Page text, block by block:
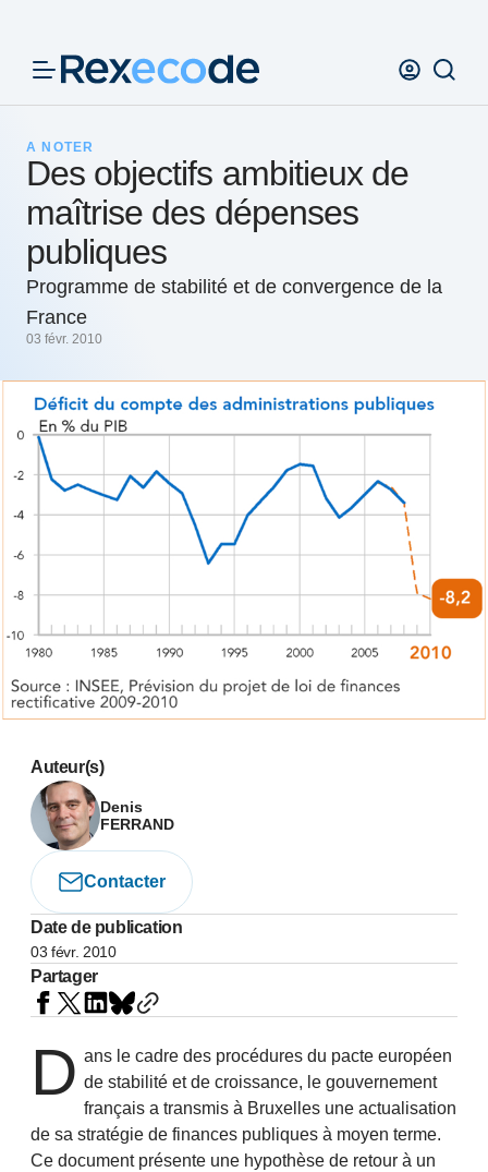
A NOTER
Des objectifs ambitieux de
maîtrise des dépenses
publiques
Programme de stabilité et de convergence de la
France
03 févr. 2010
Auteur(s)
Denis
FERRAND
Contacter
Date de publication
03 févr. 2010
Partager
D ans le cadre des procédures du pacte européen
de stabilité et de croissance, le gouvernement
français a transmis à Bruxelles une actualisation
de sa stratégie de finances publiques à moyen terme.
Ce document présente une hypothèse de retour à un